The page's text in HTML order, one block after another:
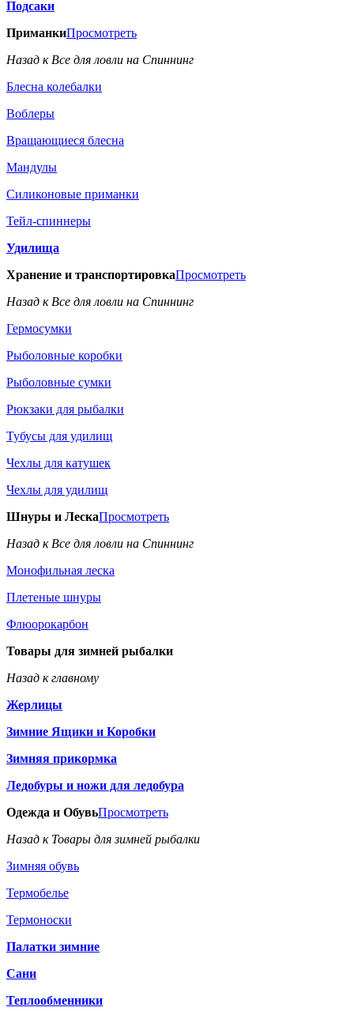
Подсаки
ПриманкиПросмотреть
Назад к Все для ловли на Спиннинг
Блесна колебалки
Воблеры
Вращающиеся блесна
Мандулы
Силиконовые приманки
Тейл-спиннеры
Удилища
Хранение и транспортировкаПросмотреть
Назад к Все для ловли на Спиннинг
Гермосумки
Рыболовные коробки
Рыболовные сумки
Рюкзаки для рыбалки
Тубусы для удилищ
Чехлы для катушек
Чехлы для удилищ
Шнуры и ЛескаПросмотреть
Назад к Все для ловли на Спиннинг
Монофильная леска
Плетеные шнуры
Флюорокарбон
Товары для зимней рыбалки
Назад к главному
Жерлицы
Зимние Ящики и Коробки
Зимняя прикормка
Ледобуры и ножи для ледобура
Одежда и ОбувьПросмотреть
Назад к Товары для зимней рыбалки
Зимняя обувь
Термобелье
Термоноски
Палатки зимние
Сани
Теплообменники